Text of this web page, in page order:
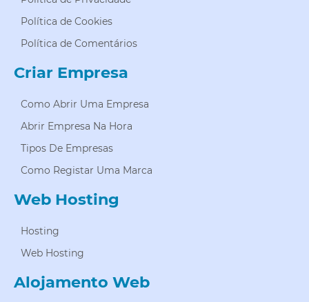
Política de Cookies
Política de Comentários
Criar Empresa
Como Abrir Uma Empresa
Abrir Empresa Na Hora
Tipos De Empresas
Como Registar Uma Marca
Web Hosting
Hosting
Web Hosting
Alojamento Web